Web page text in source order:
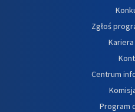
Zgłoś
Kariera
Centrum
Program